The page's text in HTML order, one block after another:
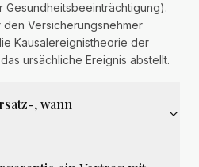
Gesundheitsbeeinträchtigung).
Versicherungsnehmer
Kausalereignistheorie der
ursächliche Ereignis abstellt.
, wann